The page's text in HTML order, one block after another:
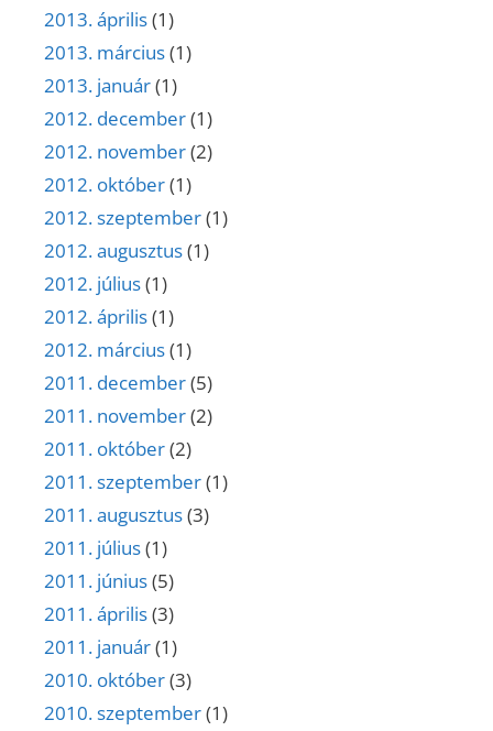
2013. április(1)
2013. március(1)
2013. január(1)
2012. december(1)
2012. november(2)
2012. október(1)
2012. szeptember(1)
2012. augusztus(1)
2012. július(1)
2012. április(1)
2012. március(1)
2011. december(5)
2011. november(2)
2011. október(2)
2011. szeptember(1)
2011. augusztus(3)
2011. július(1)
2011. június(5)
2011. április(3)
2011. január(1)
2010. október(3)
2010. szeptember(1)